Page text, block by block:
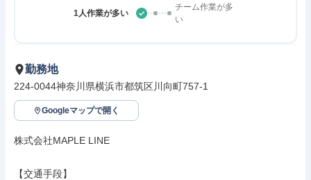
1人作業が多い
チーム作業が多
い
勤務地
224-0044神奈川県横浜市都筑区川向町757-1
Googleマップで開く
株式会社MAPLE LINE
【交通手段】